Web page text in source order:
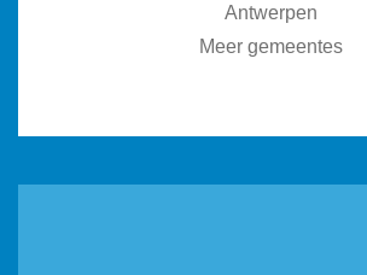
Antwerpen
Meer gemeentes